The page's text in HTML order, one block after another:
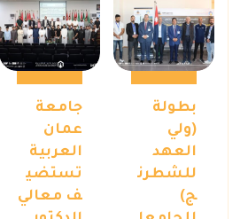
بطولة
(ولي
العهد
للشطرن
ج)
جامعة
عمان
العربية
تستضي
ف معالي